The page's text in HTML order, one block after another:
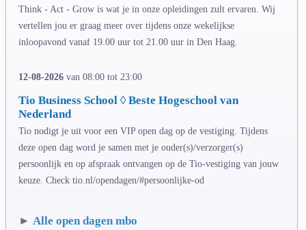
Think - Act - Grow is wat je in onze opleidingen zult ervaren. Wij
vertellen jou er graag meer over tijdens onze wekelijkse
inloopavond vanaf 19.00 uur tot 21.00 uur in Den Haag.
12-08-2026 van 08:00 tot 23:00
Tio Business School ◊ Beste Hogeschool van
Nederland
Tio nodigt je uit voor een VIP open dag op de vestiging. Tijdens
deze open dag word je samen met je ouder(s)/verzorger(s)
persoonlijk en op afspraak ontvangen op de Tio-vestiging van jouw
keuze. Check tio.nl/opendagen/#persoonlijke-od
► Alle open dagen mbo